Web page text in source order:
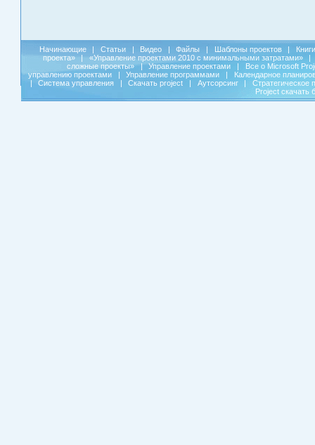
Начинающие | Статьи | Видео | Файлы | Шаблоны проектов |
Книги
проекта»
| «Управление проектами 2010 с минимальными затратами»
|
сложные проекты»
| Управление проектами |
Все о Microsoft
управлению проектами
| Управление программами |
Календарное
|
Система управления | Скачать project | Аутсорсинг |
Стратегическое
Project скачать